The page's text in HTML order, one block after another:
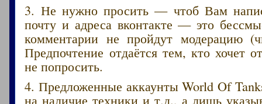
3. Не нужно просить — чтоб Вам
почту и адреса вконтакте — это
комментарии не пройдут модерацию
Предпочтение отдаётся тем, кто хочет
не попросить.
4. Предложенные аккаунты World Of
на наличие техники и т.д., а лишь